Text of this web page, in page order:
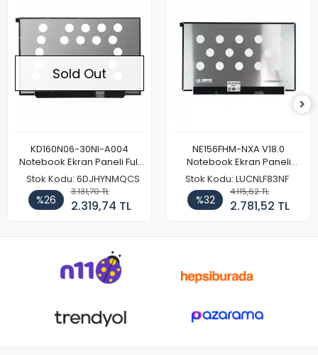
Sold Out
KD160N06-30NI-A004
Notebook Ekran Paneli Full
HD
Stok Kodu: 6DJHYNMQCS
%26
3.131,70 TL
2.319,74 TL
NE156FHM-NXA V18.0
Notebook Ekran Paneli
144Hz
Stok Kodu: LUCNLF83NF
%32
4.115,62 TL
2.781,52 TL